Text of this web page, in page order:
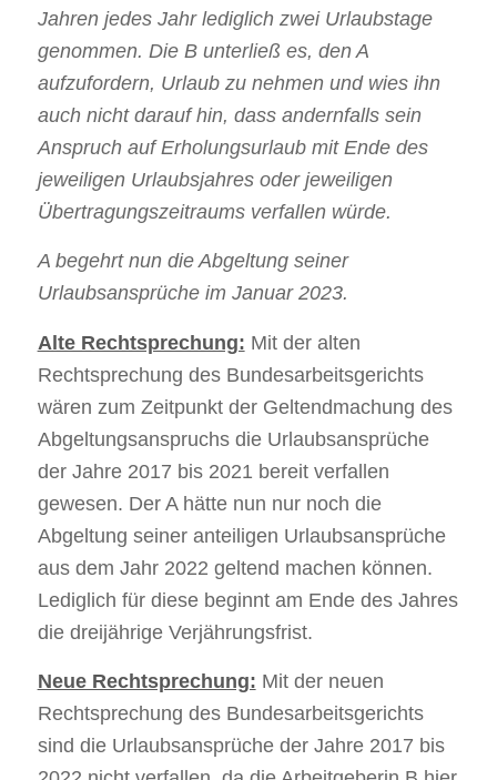
Jahren jedes Jahr lediglich zwei Urlaubstage
genommen. Die B unterließ es, den A
aufzufordern, Urlaub zu nehmen und wies ihn
auch nicht darauf hin, dass andernfalls sein
Anspruch auf Erholungsurlaub mit Ende des
jeweiligen Urlaubsjahres oder jeweiligen
Übertragungszeitraums verfallen würde.
A begehrt nun die Abgeltung seiner
Urlaubsansprüche im Januar 2023.
Alte Rechtsprechung: Mit der alten
Rechtsprechung des Bundesarbeitsgerichts
wären zum Zeitpunkt der Geltendmachung des
Abgeltungsanspruchs die Urlaubsansprüche
der Jahre 2017 bis 2021 bereit verfallen
gewesen. Der A hätte nun nur noch die
Abgeltung seiner anteiligen Urlaubsansprüche
aus dem Jahr 2022 geltend machen können.
Lediglich für diese beginnt am Ende des Jahres
die dreijährige Verjährungsfrist.
Neue Rechtsprechung: Mit der neuen
Rechtsprechung des Bundesarbeitsgerichts
sind die Urlaubsansprüche der Jahre 2017 bis